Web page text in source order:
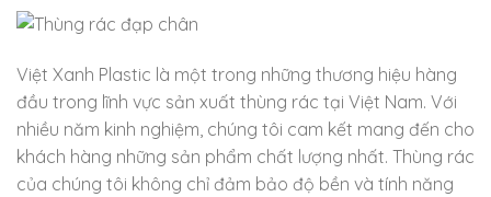
Việt Xanh Plastic là một trong những thương hiệu hàng
đầu trong lĩnh vực sản xuất thùng rác tại Việt Nam. Với
nhiều năm kinh nghiệm, chúng tôi cam kết mang đến cho
khách hàng những sản phẩm chất lượng nhất. Thùng rác
của chúng tôi không chỉ đảm bảo độ bền và tính năng